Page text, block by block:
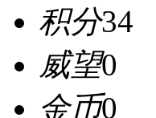
积分34
威望0
金币0